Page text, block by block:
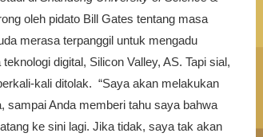
oleh pidato Bill Gates tentang masa
merasa terpanggil untuk mengadu
digital, Silicon Valley, AS. Tapi sial,
kali ditolak. “Saya akan melakukan
sampai Anda memberi tahu saya bahwa
ke sini lagi. Jika tidak, saya tak akan